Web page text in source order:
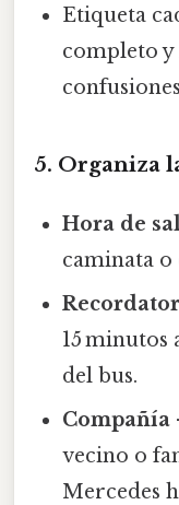
Etiqueta
completo
5. Organiza
Hora de
caminata o
15 minutos
del bus.
Compañía
vecino o
Mercedes